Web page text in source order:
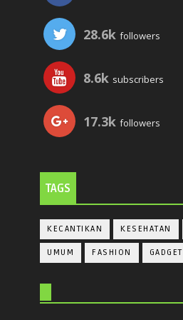
28.6k followers
8.6k subscribers
17.3k followers
TAGS
KECANTIKAN KESEHATAN
UMUM FASHION GADGET